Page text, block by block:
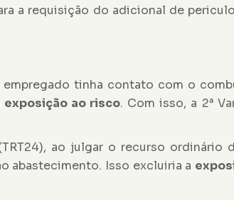
a requisição do adicional de
tinha contato com o
exposição ao risco. Com isso, a 2ª
ao julgar o recurso ordinário
abastecimento. Isso excluiria a